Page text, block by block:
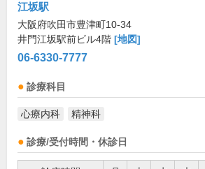
江坂駅
大阪府吹田市豊津町10-34
井門江坂駅前ビル4階 [地図]
06-6330-7777
診療科目
心療内科 精神科
診療/受付時間・休診日